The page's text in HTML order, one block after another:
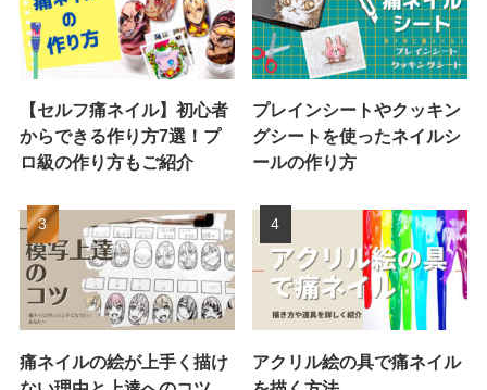
【セルフ痛ネイル】初心者
からできる作り方7選！プ
ロ級の作り方もご紹介
プレインシートやクッキン
グシートを使ったネイルシ
ールの作り方
痛ネイルの絵が上手く描け
アクリル絵の具で痛ネイル